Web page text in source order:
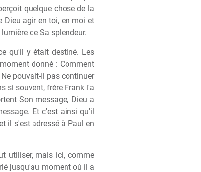
quelque chose de la
Dieu agir en toi, en moi et
de Sa splendeur.
qu'il y était destiné. Les
donné : Comment
pouvait-Il pas continuer
si souvent, frère Frank l'a
Son message, Dieu a
Et c'est ainsi qu'il
il s'est adressé à Paul en
utiliser, mais ici, comme
jusqu'au moment où il a